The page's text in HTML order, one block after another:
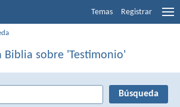
Temas Registrar
Biblia sobre 'Testimonio'